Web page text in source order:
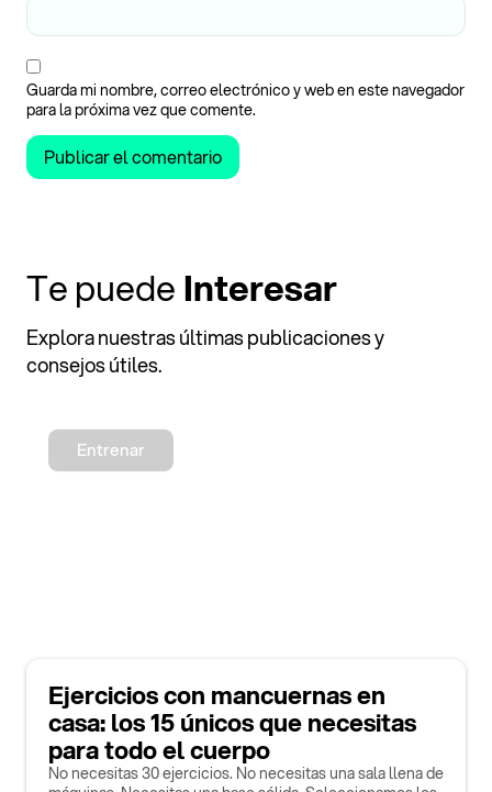
Guarda mi nombre, correo electrónico y web en este navegador
para la próxima vez que comente.
Te puedeInteresar
Explora nuestras últimas publicaciones y
consejos útiles.
Entrenar
Ejercicios con mancuernas en
casa: los 15 únicos que necesitas
para todo el cuerpo
No necesitas 30 ejercicios. No necesitas una sala llena de